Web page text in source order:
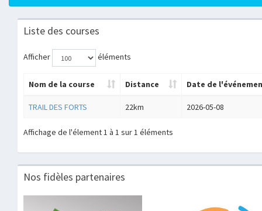
Liste des courses
Afficher éléments
Nom de la course Distance Date de
TRAIL DES FORTS 22km 2026-05-08
Affichage de l'élement 1 à 1 sur 1 éléments
Nos fidèles partenaires